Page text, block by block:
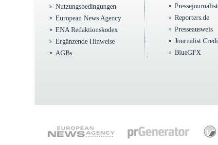
Nutzungsbedingungen
European News Agency
ENA Redaktionskodex
Ergänzende Hinweise
AGBs
Reporters.de
Presseausweis
Journalist
BlueGFX